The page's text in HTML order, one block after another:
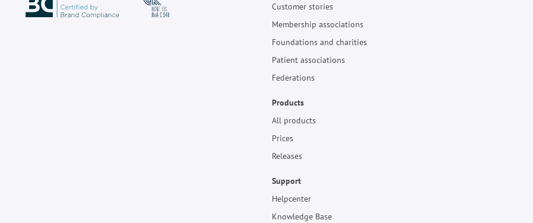
Customer stories
Membership associations
Foundations and charities
Patient associations
Federations
Products
All products
Prices
Releases
Support
Helpcenter
Knowledge Base